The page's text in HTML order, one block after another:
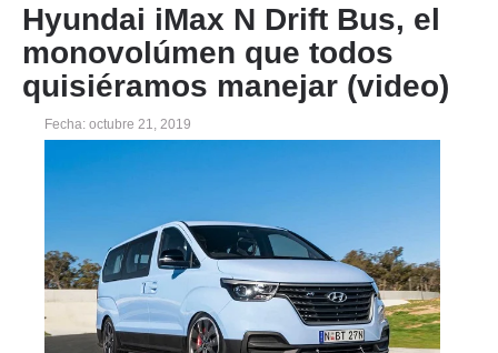
Hyundai iMax N Drift Bus, el
monovolúmen que todos
quisiéramos manejar (video)
Fecha: octubre 21, 2019